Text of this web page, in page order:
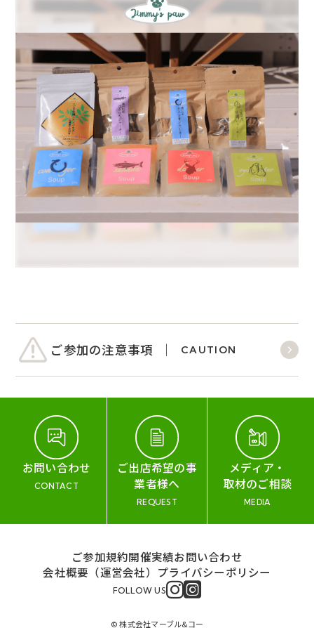
ご参加の注意事項 CAUTION
お問い合わせ
CONTACT
ご出店希望の事
業者様へ
REQUEST
メディア・
取材のご相談
MEDIA
ご参加規約開催実績お問い合わせ
会社概要（運営会社） プライバシーポリシー
FOLLOW US
© 株式会社マーブル&コー